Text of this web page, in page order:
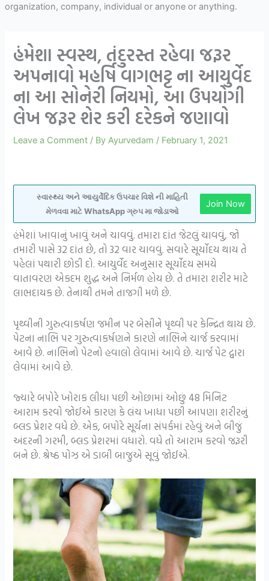
organization, company, individual or anyone or anything.
હંમેશા સ્વસ્થ, તંદુરસ્ત રહેવા જરૂર
અપનાવો મહર્ષિ વાગભટ્ટ ના આયુર્વેદ
ના આ સોનેરી નિયમો, આ ઉપયોગી
લેખ જરૂર શેર કરી દરેકને જણાવો
Leave a Comment / ByAyurvedam / February 1, 2021
સ્વાસ્થ્ય અને આયુર્વેદિક ઉપચાર વિશે ની માહિતી
મેળવવા માટે WhatsApp ગ્રુપ મા જોડાઓ
Join Now
હંમેશાં ખાવાનું ખાવું અને ચાવવું. તમારા દાંત જેટલું ચાવવું, જો
તમારી પાસે 32 દાંત છે, તો 32 વાર ચાવવું. સવારે સૂર્યોદય થાય તે
પહેલાં પથારી છોડી દો. આયુર્વેદ અનુસાર સૂર્યોદય સમયે
વાતાવરણ એકદમ શુદ્ધ અને નિર્મળ હોય છે. તે તમારા શરીર માટે
લાભદાયક છે. તેનાથી તમને તાજગી મળે છે.
પૃથ્વીની ગુરુત્વાકર્ષણ જમીન પર બેસીને પૃથ્વી પર કેન્દ્રિત થાય છે.
પેટના નાભિ પર ગુરુત્વાકર્ષણને કારણે નાભિને ચાર્જ કરવામાં
આવે છે. નાભિનો પેટનો હવાલો લેવામાં આવે છે. ચાર્જ પેટ દ્વારા
લેવામાં આવે છે.
જ્યારે બપોરે ખોરાક લીધા પછી ઓછામાં ઓછું 48 મિનિટ
આરામ કરવો જોઈએ કારણ કે લંચ ખાધા પછી આપણા શરીરનું
બ્લડ પ્રેશર વધે છે. એક, બપોરે સૂર્યના સંપર્કમાં રહેવું અને બીજું
અંદરની ગરમી, બ્લડ પ્રેશરમાં વધારો. વધે તો આરામ કરવો જરૂરી
બને છે. શ્રેષ્ઠ પોઝ એ ડાબી બાજુએ સૂવું જોઈએ.